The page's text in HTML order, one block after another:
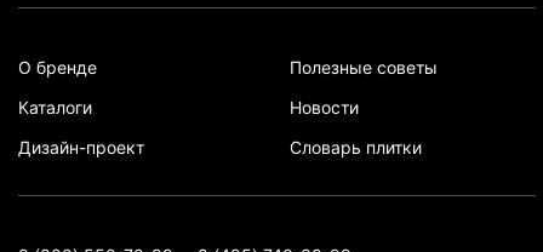
О бренде
Каталоги
Дизайн-проект
Полезные советы
Новости
Словарь плитки